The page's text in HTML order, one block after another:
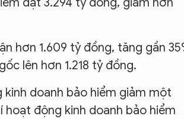
hơn 1.609 tỷ đồng, tăng gần
lên hơn 1.218 tỷ đồng.
kinh doanh bảo hiểm giảm một
động kinh doanh bảo hiểm